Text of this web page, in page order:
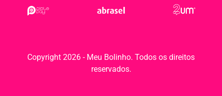
Copyright 2026 - Meu Bolinho. Todos os direitos
reservados.